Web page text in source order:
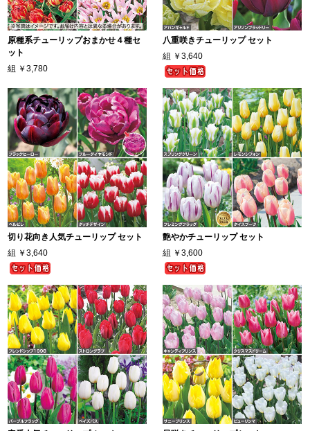
原種系チューリップおまかせ４種セ
ット
組 ￥3,780
八重咲きチューリップ セット
組 ￥3,640
切り花向き人気チューリップ セット
組 ￥3,640
艶やかチューリップ セット
組 ￥3,600